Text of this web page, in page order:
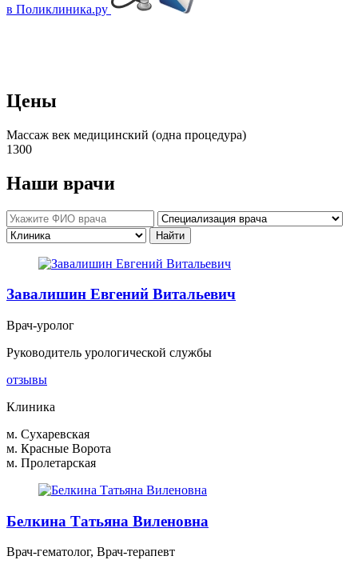
в Поликлиника.ру
Цены
Массаж век медицинский (одна процедура)
1300
Наши врачи
Завалишин Евгений Витальевич
Врач-уролог
Руководитель урологической службы
отзывы
Клиника
м. Сухаревская
м. Красные Ворота
м. Пролетарская
Белкина Татьяна Виленовна
Врач-гематолог, Врач-терапевт